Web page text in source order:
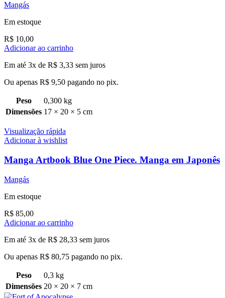
Mangás
Em estoque
R$ 10,00
Adicionar ao carrinho
Em até 3x de R$ 3,33 sem juros
Ou apenas R$ 9,50 pagando no pix.
Peso
0,300 kg
Dimensões 17 × 20 × 5 cm
Visualização rápida
Adicionar à wishlist
Manga Artbook Blue One Piece. Manga em Japonês
Mangás
Em estoque
R$ 85,00
Adicionar ao carrinho
Em até 3x de R$ 28,33 sem juros
Ou apenas R$ 80,75 pagando no pix.
Peso
0,3 kg
Dimensões 20 × 20 × 7 cm